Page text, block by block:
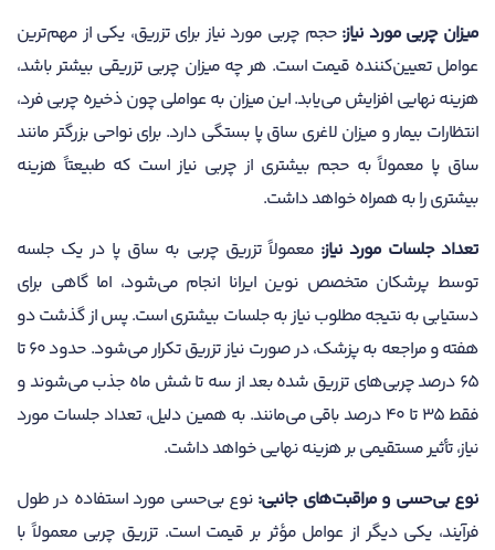
میزان چربی مورد نیاز: حجم چربی مورد نیاز برای تزریق، یکی از مهم‌ترین
عوامل تعیین‌کننده قیمت است. هر چه میزان چربی تزریقی بیشتر باشد،
هزینه نهایی افزایش می‌یابد. این میزان به عواملی چون ذخیره چربی فرد،
انتظارات بیمار و میزان لاغری ساق پا بستگی دارد. برای نواحی بزرگتر مانند
ساق پا معمولاً به حجم بیشتری از چربی نیاز است که طبیعتاً هزینه
بیشتری را به همراه خواهد داشت.
تعداد جلسات مورد نیاز: معمولاً تزریق چربی به ساق پا در یک جلسه
توسط پرشکان متخصص نوین ایرانا انجام می‌شود، اما گاهی برای
دستیابی به نتیجه مطلوب نیاز به جلسات بیشتری است. پس از گذشت دو
هفته و مراجعه به پزشک، در صورت نیاز تزریق تکرار می‌شود. حدود ۶۰ تا
۶۵ درصد چربی‌های تزریق شده بعد از سه تا شش ماه جذب می‌شوند و
فقط ۳۵ تا ۴۰ درصد باقی می‌مانند. به همین دلیل، تعداد جلسات مورد
نیاز، تأثیر مستقیمی بر هزینه نهایی خواهد داشت.
نوع بی‌حسی و مراقبت‌های جانبی: نوع بی‌حسی مورد استفاده در طول
فرآیند، یکی دیگر از عوامل مؤثر بر قیمت است. تزریق چربی معمولاً با